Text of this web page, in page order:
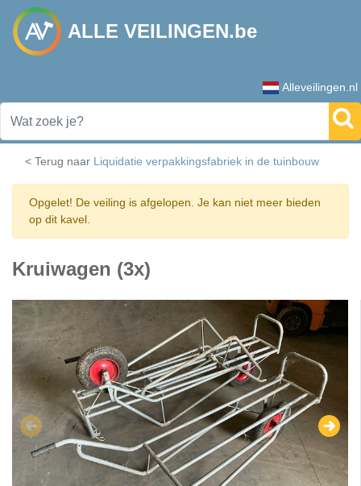
ALLE VEILINGEN.be
Alleveilingen.nl
< Terug naar Liquidatie verpakkingsfabriek in de tuinbouw
Opgelet! De veiling is afgelopen. Je kan niet meer bieden
op dit kavel.
Kruiwagen (3x)